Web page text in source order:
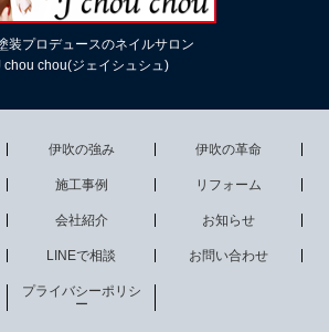
装プロデュースのネイルサロン
chou chou(ジェイシュシュ)
伊吹の強み 伊吹の革命
施工事例 リフォーム
会社紹介 お知らせ
LINEで相談 お問い合わせ
プライバシーポリシ
ー